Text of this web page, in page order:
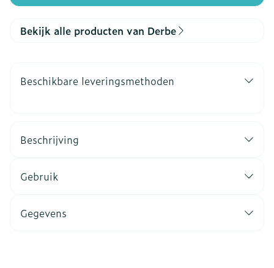
Bekijk alle producten van Derbe
Beschikbare leveringsmethoden
Beschrijving
Gebruik
Gegevens